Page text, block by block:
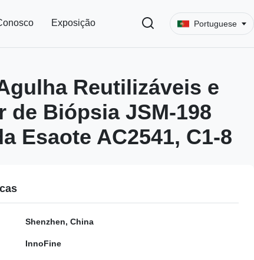
Exposição Portuguese
Reutilizáveis e
de Biópsia JSM-198
Esaote AC2541, C1-8
Shenzhen, China
InnoFine